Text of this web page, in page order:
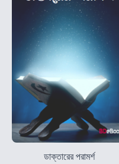
ডাক্তারের পরামর্শ